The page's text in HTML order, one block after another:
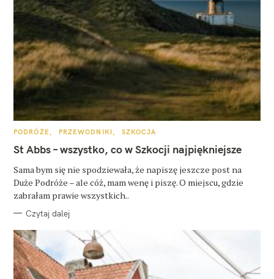
K
T
E
O
R
I
PODRÓŻE PRZEWODNIKI SZKOCJA
St Abbs – wszystko, co w Szkocji najpiękniejsze
Sama bym się nie spodziewała, że napiszę jeszcze post na
Duże Podróże – ale cóż, mam wenę i piszę. O miejscu, gdzie
zabrałam prawie wszystkich..
Czytaj dalej